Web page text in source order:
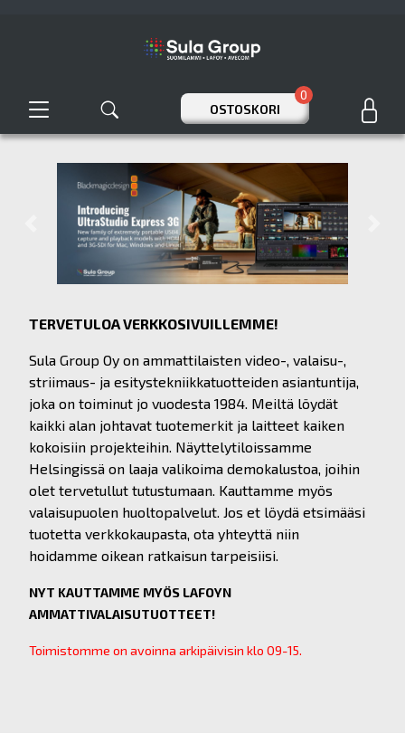
OSTOSKORI
0
Previous
TERVETULOA VERKKOSIVUILLEMME!
Sula Group Oy on ammattilaisten video-, valaisu-,
striimaus- ja esitystekniikkatuotteiden asiantuntija,
joka on toiminut jo vuodesta 1984. Meiltä löydät
kaikki alan johtavat tuotemerkit ja laitteet kaiken
kokoisiin projekteihin. Näyttelytiloissamme
Helsingissä on laaja valikoima demokalustoa, joihin
olet tervetullut tutustumaan. Kauttamme myös
valaisupuolen huoltopalvelut. Jos et löydä etsimääsi
tuotetta verkkokaupasta, ota yhteyttä niin
hoidamme oikean ratkaisun tarpeisiisi.
NYT KAUTTAMME MYÖS LAFOYN
AMMATTIVALAISUTUOTTEET!
Toimistomme on avoinna arkipäivisin klo 09-15.